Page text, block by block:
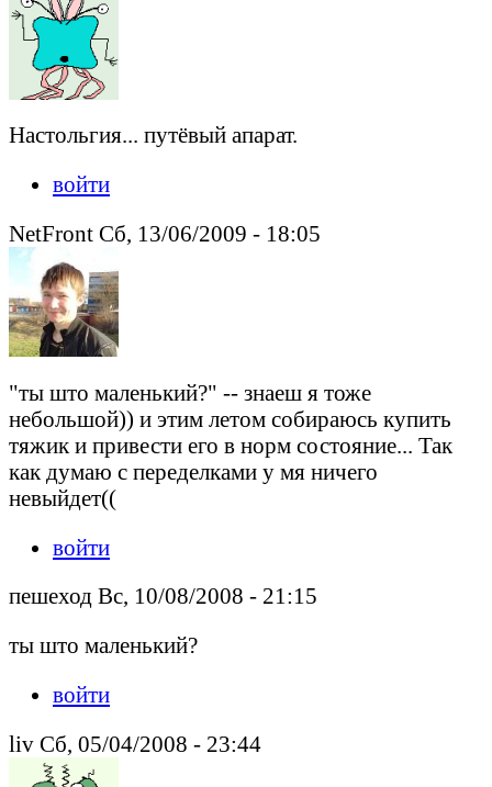
Настольгия... путёвый апарат.
войти
NetFront Сб, 13/06/2009 - 18:05
"ты што маленький?" -- знаеш я тоже
небольшой)) и этим летом собираюсь купить
тяжик и привести его в норм состояние... Так
как думаю с переделками у мя ничего
невыйдет((
войти
пешеход Вс, 10/08/2008 - 21:15
ты што маленький?
войти
liv Сб, 05/04/2008 - 23:44